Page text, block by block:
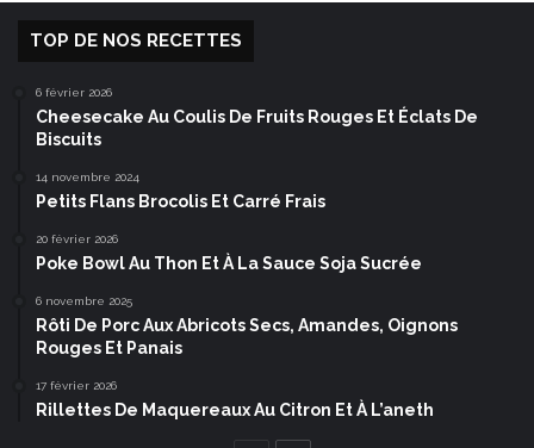
TOP DE NOS RECETTES
6 février 2026
Cheesecake Au Coulis De Fruits Rouges Et Éclats De
Biscuits
14 novembre 2024
Petits Flans Brocolis Et Carré Frais
20 février 2026
Poke Bowl Au Thon Et À La Sauce Soja Sucrée
6 novembre 2025
Rôti De Porc Aux Abricots Secs, Amandes, Oignons
Rouges Et Panais
17 février 2026
Rillettes De Maquereaux Au Citron Et À L’aneth